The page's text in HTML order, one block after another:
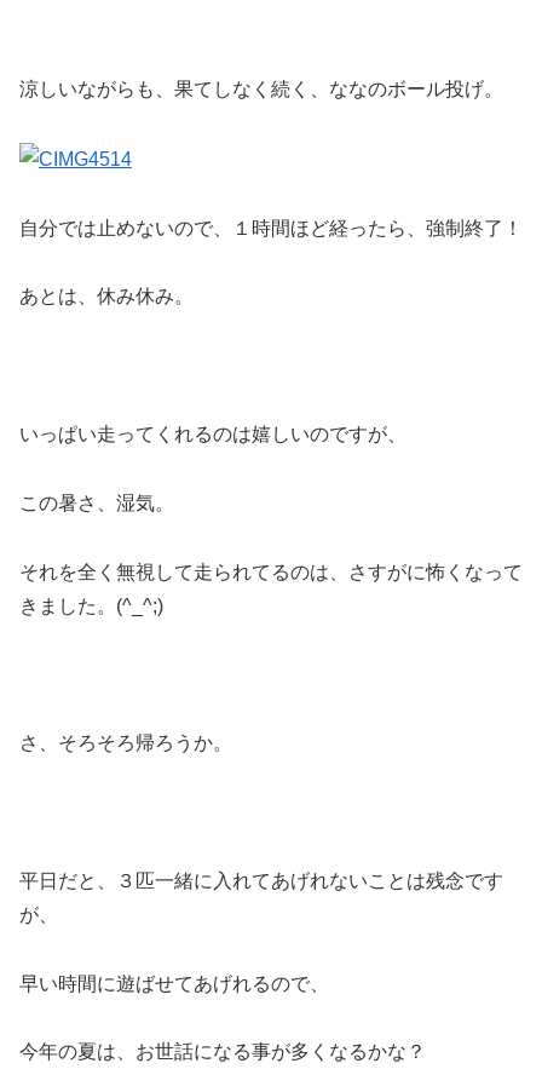
涼しいながらも、果てしなく続く、ななのボール投げ。
自分では止めないので、１時間ほど経ったら、強制終了！
あとは、休み休み。
いっぱい走ってくれるのは嬉しいのですが、
この暑さ、湿気。
それを全く無視して走られてるのは、さすがに怖くなって
きました。(^_^;)
さ、そろそろ帰ろうか。
平日だと、３匹一緒に入れてあげれないことは残念です
が、
早い時間に遊ばせてあげれるので、
今年の夏は、お世話になる事が多くなるかな？